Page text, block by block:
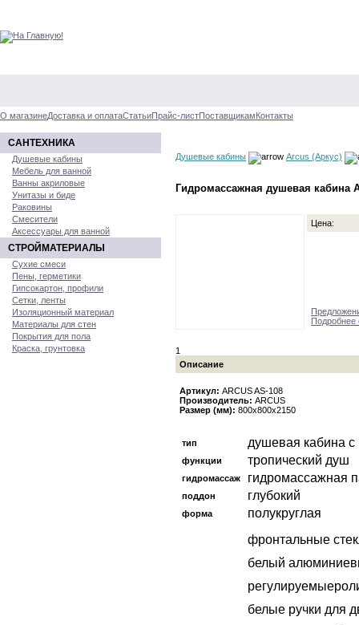
О магазинеДоставка и оплатаСтатьиПрайс-листПоставщикамКонтакты
САНТЕХНИКА
Душевые кабины
Мебель для ванной
Ванны акриловые
Унитазы и биде
Раковины
Смесители
Аксессуары для ванной
СТРОЙМАТЕРИАЛЫ
Сухие смеси
Пены, герметики
Гипсокартон, профили
Сетки, ленты
Изоляционный материал
Материалы для стен
Покрытия для пола
Краска, грунтовка
Душевые кабины Arcus (Аркус)
Гидромассажная душевая кабина
Цена:
Подробнее
1
Описание
Артикул: ARCUS AS-108
Производитель: ARCUS
Размер (мм): 800x800x2150
тип душевая кабина
функции тропический душ
гидромассаж гидромассажная
поддон глубокий
форма полукруглая
фронтальные
белый
белые ручки для